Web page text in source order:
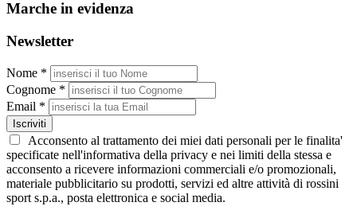
Marche in evidenza
Newsletter
Nome *
Cognome *
Email *
Iscriviti
Acconsento al trattamento dei miei dati personali per le finalita'
specificate nell'informativa della privacy e nei limiti della stessa e
acconsento a ricevere informazioni commerciali e/o promozionali,
materiale pubblicitario su prodotti, servizi ed altre attività di rossini
sport s.p.a., posta elettronica e social media.